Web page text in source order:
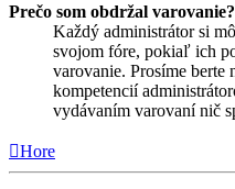
Prečo som obdržal varovanie?
Každý administrátor si
svojom fóre, pokiaľ ich
varovanie. Prosíme berte
kompetencií
vydávaním varovaní nič
Hore